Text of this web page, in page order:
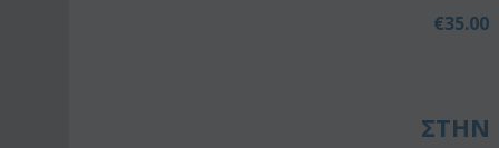
€35.00
ΣΤΗΝ